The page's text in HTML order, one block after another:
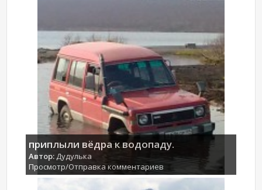
приплыли вёдра к водопаду.
Автор:Дудулька
Просмотр/Отправка комментариев